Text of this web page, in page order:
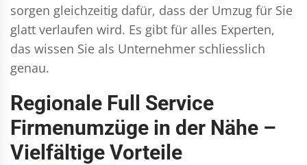
sorgen gleichzeitig dafür, dass der Umzug für Sie
glatt verlaufen wird. Es gibt für alles Experten,
das wissen Sie als Unternehmer schliesslich
genau.
Regionale Full Service
Firmenumzüge in der Nähe –
Vielfältige Vorteile